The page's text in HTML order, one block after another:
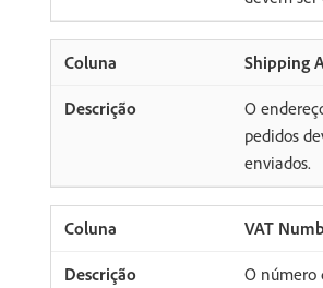
Shipping
O
pedidos
enviados.
VAT
O número